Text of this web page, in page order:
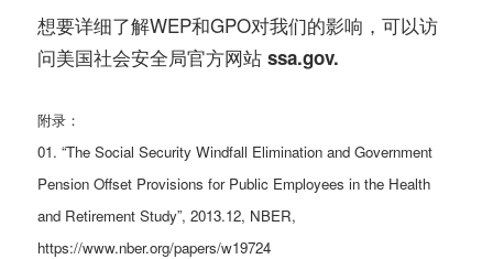
想要详细了解WEP和GPO对我们的影响，可以访
问美国社会安全局官方网站 ssa.gov.
附录：
01. “The Social Security Windfall Elimination and Government
Pension Offset Provisions for Public Employees in the Health
and Retirement Study”, 2013.12, NBER,
https://www.nber.org/papers/w19724